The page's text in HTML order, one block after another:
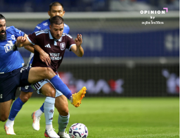
ร์ดส์ไม่ต้องการที่จะต่อสัญญากับนัก
เนื่องจากอดีตกัปตันทีมยังเหลือสัญญา
แต่ทางด้านเฮนเดอร์สัน
ซึ่งสุดท้ายคล็อปป์ได้เข้าแทรกแซง
รต้องยอมต่อสัญญาใหม่กับเฮนเดอร์
เส้นสุดท้าย’ ที่ทำให้เอ็ดเวิร์ดส์